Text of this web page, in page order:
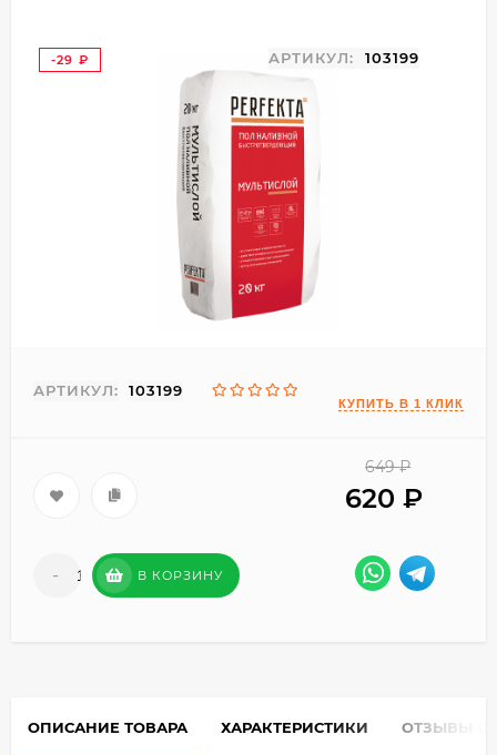
-29
АРТИКУЛ: 103199
АРТИКУЛ: 103199
649 ₽
620 ₽
- + В КОРЗИНУ
ОПИСАНИЕ ТОВАРА ХАРАКТЕРИСТИКИ ОТЗЫВЫ